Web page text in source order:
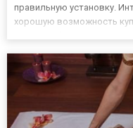
правильную установку.
хорошую возможность
подробной информации...